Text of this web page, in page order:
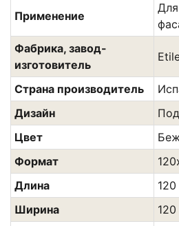
Применение
Фабрика, завод-
изготовитель
Страна производитель
Дизайн
Цвет
Формат
Длина
Ширина